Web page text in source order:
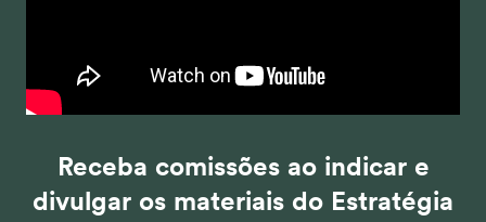
Receba comissões ao indicar e
divulgar os materiais do Estratégia